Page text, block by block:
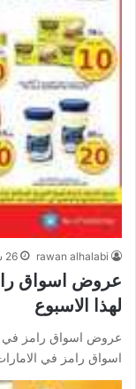
rawan alhalabi 26 سبتمبر,2018
عروض اسواق
لهذا الاسبوع
عروض اسواق رامز في
اسواق رامز في